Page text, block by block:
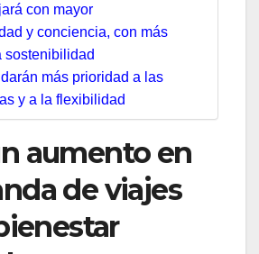
con mayor
y conciencia, con más
sostenibilidad
más prioridad a las
y a la flexibilidad
aumento en
de viajes